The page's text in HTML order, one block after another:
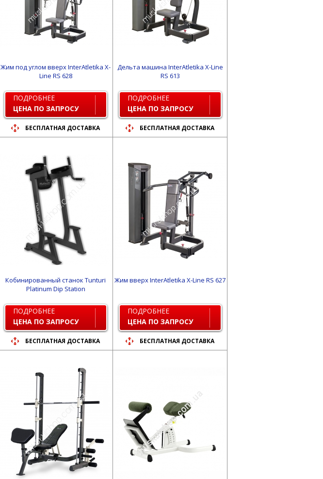
Жим под углом вверх InterAtletika X-
Line RS 628
ПОДРОБНЕЕ
ЦЕНА ПО ЗАПРОСУ
БЕСПЛАТНАЯ ДОСТАВКА
Дельта машина InterAtletika X-Line
RS 613
ПОДРОБНЕЕ
ЦЕНА ПО ЗАПРОСУ
БЕСПЛАТНАЯ ДОСТАВКА
Кобинированный станок Tunturi
Platinum Dip Station
ПОДРОБНЕЕ
ЦЕНА ПО ЗАПРОСУ
БЕСПЛАТНАЯ ДОСТАВКА
Жим вверх InterAtletika X-Line RS 627
ПОДРОБНЕЕ
ЦЕНА ПО ЗАПРОСУ
БЕСПЛАТНАЯ ДОСТАВКА